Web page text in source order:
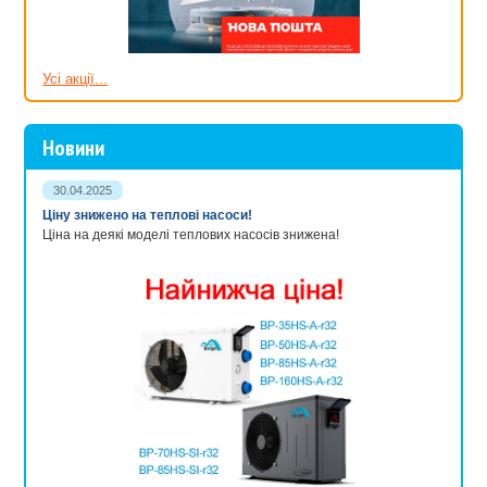
Усі акції...
Новини
30.04.2025
Ціну знижено на теплові насоси!
Ціна на деякі моделі теплових насосів знижена!